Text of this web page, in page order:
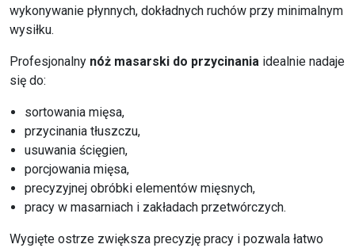
wykonywanie płynnych, dokładnych ruchów przy minimalnym
wysiłku.
Profesjonalny nóż masarski do przycinania idealnie nadaje
się do:
sortowania mięsa,
przycinania tłuszczu,
usuwania ścięgien,
porcjowania mięsa,
precyzyjnej obróbki elementów mięsnych,
pracy w masarniach i zakładach przetwórczych.
Wygięte ostrze zwiększa precyzję pracy i pozwala łatwo